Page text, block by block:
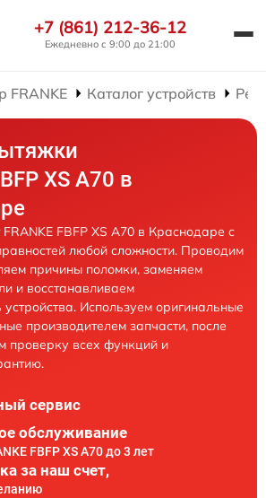
+7 (861) 212-36-12
Ежедневно с 9:00 до 21:00
FRANKE Каталог устройств
XS A70 в
FBFP XS A70 в Краснодаре с
любой сложности. Проводим
причины поломки, заменяем
и восстанавливаем
устройства. Используем оригинальные
производителем запчасти, после
проверку всех функций и
сервис
обслуживание
FBFP XS A70 до 3 лет
за наш счет,